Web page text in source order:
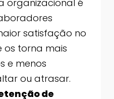
organizacional é
satisfação no
os torna mais
e menos
ou atrasar.
de